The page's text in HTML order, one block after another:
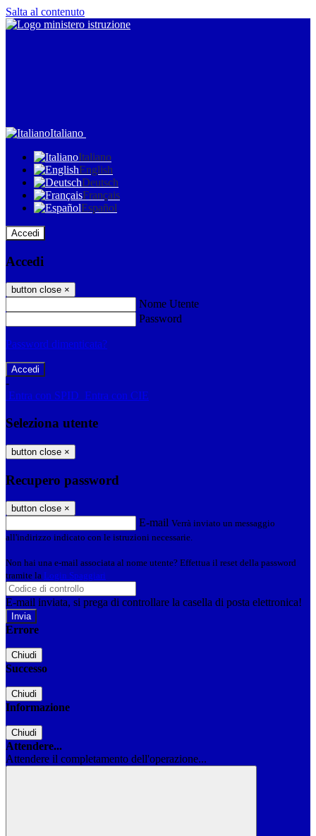
Salta al contenuto
Italiano
Italiano
English
Deutsch
Français
Español
Accedi
Accedi
button close ×
Nome Utente
Password
Password dimenticata?
-
Entra con SPID Entra con CIE
Seleziona utente
button close ×
Recupero password
button close ×
E-mail Verrà inviato un messaggio
all'indirizzo indicato con le istruzioni necessarie.
Non hai una e-mail associata al nome utente? Effettua il reset della password
tramite la Login Spaggiari
E-mail inviata, si prega di controllare la casella di posta elettronica!
Errore
Chiudi
Successo
Chiudi
Informazione
Chiudi
Attendere...
Attendere il completamento dell'operazione...